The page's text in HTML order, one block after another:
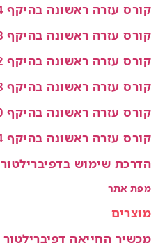
קורס עזרה ראשונה בהיקף 4 שעות
קורס עזרה ראשונה בהיקף 8 שעות
קורס עזרה ראשונה בהיקף 22 שעות
קורס עזרה ראשונה בהיקף 28 שעות
קורס עזרה ראשונה בהיקף 30 שעות
קורס עזרה ראשונה בהיקף 44 שעות
הדרכת שימוש בדפיברילטור
מפת אתר
מוצרים
מכשיר החייאה דפיברילטור